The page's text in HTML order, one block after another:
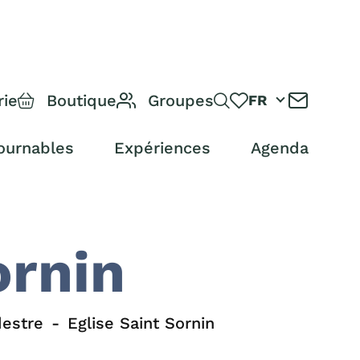
Boutique Groupes FR
Expériences Agenda
Eglise Saint Sornin